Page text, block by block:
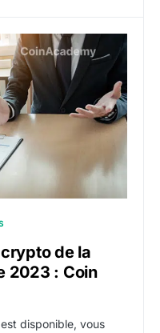
de la semaine du 16
de la
2023 : Coin
disponible, vous